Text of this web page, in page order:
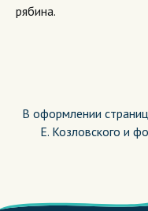
рябина.
В оформлении
Е. Козловского и